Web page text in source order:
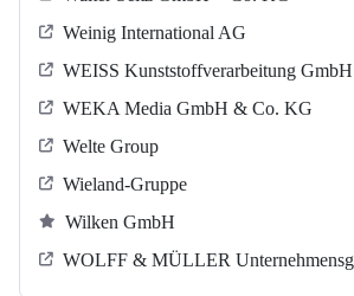
Weinig International AG
WEISS Kunststoffverarbeitung
WEKA Media GmbH & Co. KG
Welte Group
Wieland-Gruppe
Wilken GmbH
WOLFF & MÜLLER